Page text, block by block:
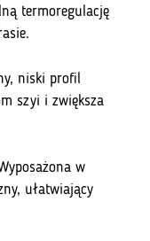
termoregulację
niski profil
szyi i zwiększa
w
ułatwiający